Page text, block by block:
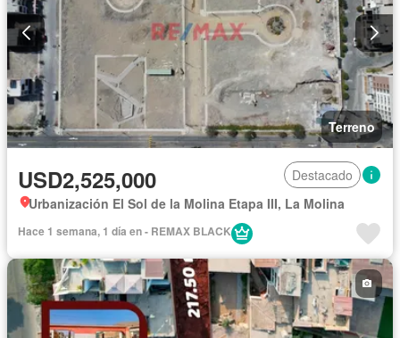
Terreno
USD2,525,000
Destacado
Urbanización El Sol de la Molina Etapa III, La Molina
Hace 1 semana, 1 día en - REMAX BLACK